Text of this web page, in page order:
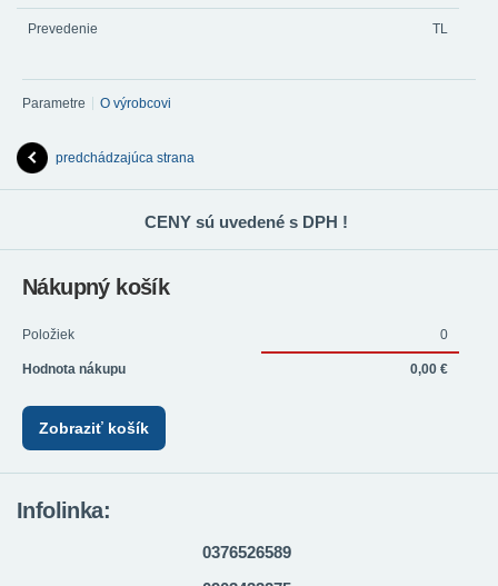
Prevedenie TL
Parametre O výrobcovi
predchádzajúca strana
CENY sú uvedené s DPH !
Nákupný košík
Položiek 0
Hodnota nákupu 0,00 €
Zobraziť košík
Infolinka:
0376526589